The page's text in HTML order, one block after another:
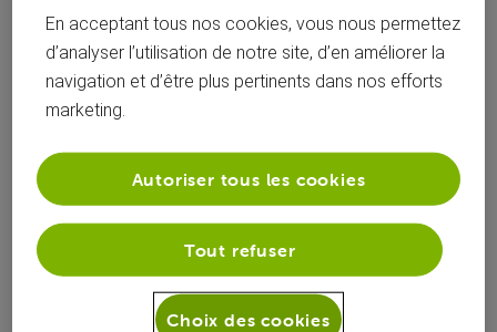
Réponses
En acceptant tous nos cookies, vous nous permettez
d’analyser l’utilisation de notre site, d’en améliorer la
navigation et d’être plus pertinents dans nos efforts
marketing.
Tout refuser
Autoriser tous les cookies
Choix des cookies